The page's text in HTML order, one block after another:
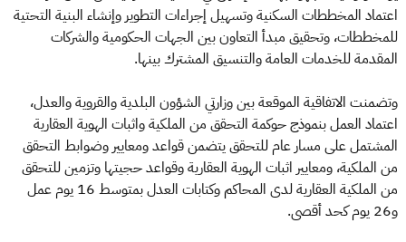
اعتماد المخططات السكنية وتسهيل إجراءات التطوير وإنشاء البنية التحتية
للمخططات، وتحقيق مبدأ التعاون بين الجهات الحكومية والشركات
المقدمة للخدمات العامة والتنسيق المشترك بينها.
وتضمنت الاتفاقية الموقعة بين وزارتي الشؤون البلدية والقروية والعدل،
اعتماد العمل بنموذج حوكمة التحقق من الملكية واثبات الهوية العقارية
المشتمل على مسار عام للتحقق يتضمن قواعد ومعايير وضوابط التحقق
من الملكية، ومعايير اثبات الهوية العقارية وقواعد حجيتها وتزمين للتحقق
من الملكية العقارية لدى المحاكم وكتابات العدل بمتوسط 16 يوم عمل
و26 يوم كحد أقصى.